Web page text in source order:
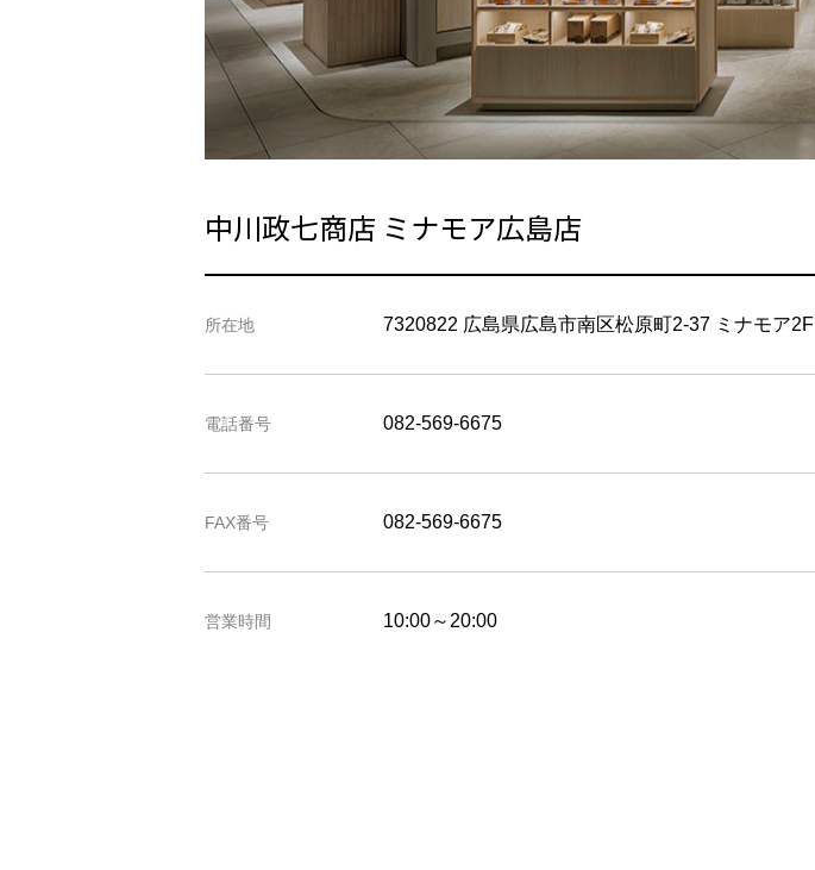
中川政七商店 ミナモア広島店
所在地 7320822 広島県広島市南区松原町2-37 ミナモア2F
電話番号 082-569-6675
FAX番号 082-569-6675
営業時間 10:00～20:00